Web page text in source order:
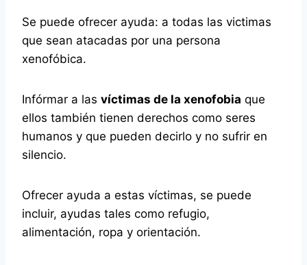
Se puede ofrecer ayuda: a todas las victimas
que sean atacadas por una persona
xenofóbica.
Infórmar a las víctimas de la xenofobia que
ellos también tienen derechos como seres
humanos y que pueden decirlo y no sufrir en
silencio.
Ofrecer ayuda a estas víctimas, se puede
incluir, ayudas tales como refugio,
alimentación, ropa y orientación.